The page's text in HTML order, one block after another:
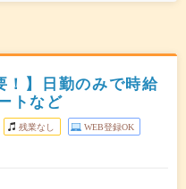
！】日勤のみで時給
トなど
残業なし WEB登録OK